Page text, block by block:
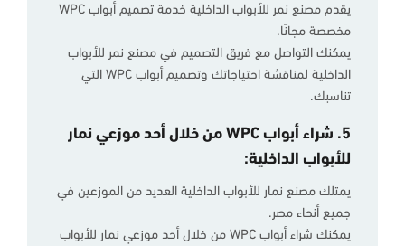
يقدم مصنع نمر للأبواب الداخلية خدمة تصميم أبواب WPC
مخصصة مجانًا.
يمكنك التواصل مع فريق التصميم في مصنع نمر للأبواب
الداخلية لمناقشة احتياجاتك وتصميم أبواب WPC التي
تناسبك.
5. شراء أبواب WPC من خلال أحد موزعي نمار
للأبواب الداخلية:
يمتلك مصنع نمار للأبواب الداخلية العديد من الموزعين في
جميع أنحاء مصر.
يمكنك شراء أبواب WPC من خلال أحد موزعي نمار للأبواب